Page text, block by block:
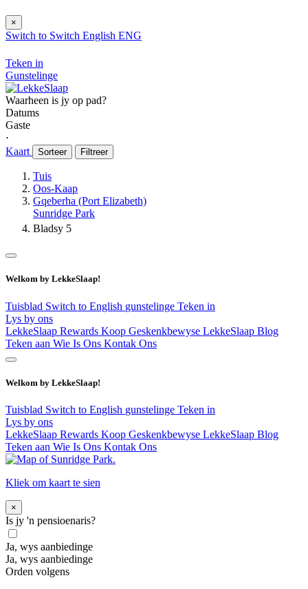
×
Switch to Switch English ENG
Teken in
Gunstelinge
Waarheen is jy op pad?
Datums
Gaste
⋅
Kaart
Sorteer Filtreer
Tuis
Oos-Kaap
Gqeberha (Port Elizabeth)
Sunridge Park
Bladsy 5
Welkom by LekkeSlaap!
Tuisblad Switch to English gunstelinge Teken in
Lys by ons
LekkeSlaap Rewards Koop Geskenkbewyse LekkeSlaap Blog
Teken aan Wie Is Ons Kontak Ons
Welkom by LekkeSlaap!
Tuisblad Switch to English gunstelinge Teken in
Lys by ons
LekkeSlaap Rewards Koop Geskenkbewyse LekkeSlaap Blog
Teken aan Wie Is Ons Kontak Ons
Kliek om kaart te sien
×
Is jy 'n pensioenaris?
Ja, wys aanbiedinge
Ja, wys aanbiedinge
Orden volgens